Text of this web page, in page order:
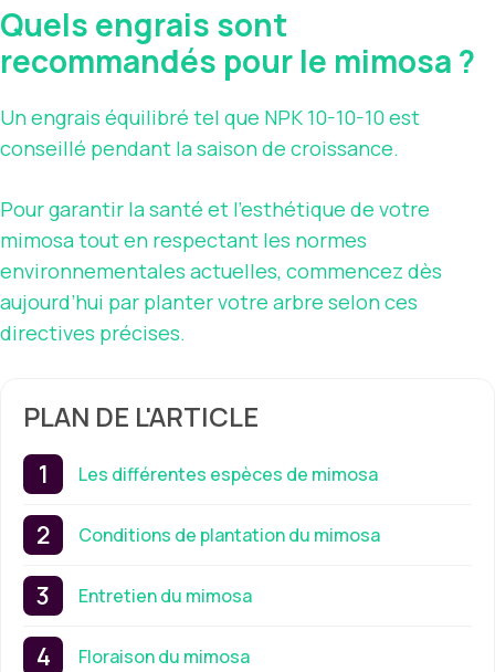
Quels engrais sont
recommandés pour le mimosa ?
Un engrais équilibré tel que NPK 10-10-10 est
conseillé pendant la saison de croissance.
Pour garantir la santé et l’esthétique de votre
mimosa tout en respectant les normes
environnementales actuelles, commencez dès
aujourd’hui par planter votre arbre selon ces
directives précises.
PLAN DE L'ARTICLE
Les différentes espèces de mimosa
Conditions de plantation du mimosa
Entretien du mimosa
Floraison du mimosa